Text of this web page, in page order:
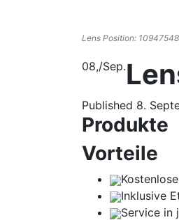
Lens Position:
08,/Sep.
Published 8.
Produkte
Vorteile
Inklusive
Service in